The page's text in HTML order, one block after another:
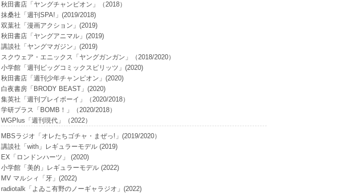
秋田書店「ヤングチャンピオン」（2018）
抹桑社「週刊SPA!」(2019/2018)
双葉社「漫画アクション」(2019)
秋田書店「ヤングアニマル」(2019)
講談社「ヤングマガジン」(2019)
スクウェア・エニックス「ヤングガンガン」（2018/2020）
小学館「週刊ビッグコミックスピリッツ」(2020)
秋田書店「週刊少年チャンピオン」(2020)
白夜書房「BRODY BEAST」(2020)
集英社「週刊プレイボーイ」（2020/2018）
学研プラス「BOMB！」（2020/2018）
WGPlus「週刊現代」（2022）
MBSラジオ「オレたちゴチャ・まぜっ!」(2019/2020）
講談社「with」レギュラーモデル (2019)
EX「ロンドンハーツ」 (2020)
小学館「美的」レギュラーモデル (2022)
MV マルシィ「牙」(2022)
radiotalk「よゐこ有野のノーギャラジオ」(2022)